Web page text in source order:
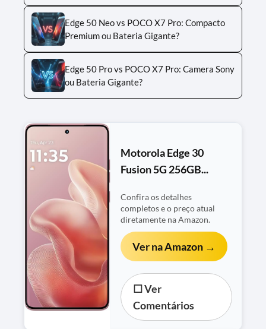
Edge 50 Neo vs POCO X7 Pro: Compacto
Premium ou Bateria Gigante?
Edge 50 Pro vs POCO X7 Pro: Camera Sony
ou Bateria Gigante?
Motorola Edge 30
Fusion 5G 256GB...
Confira os detalhes
completos e o preço atual
diretamente na Amazon.
Ver na Amazon →
☐ Ver
Comentários